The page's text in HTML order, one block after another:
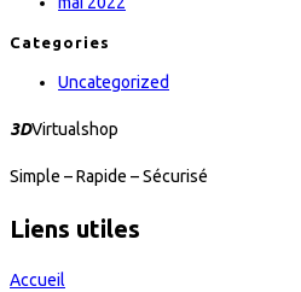
Categories
Uncategorized
3DVirtualshop
Simple – Rapide – Sécurisé
Liens utiles
Accueil